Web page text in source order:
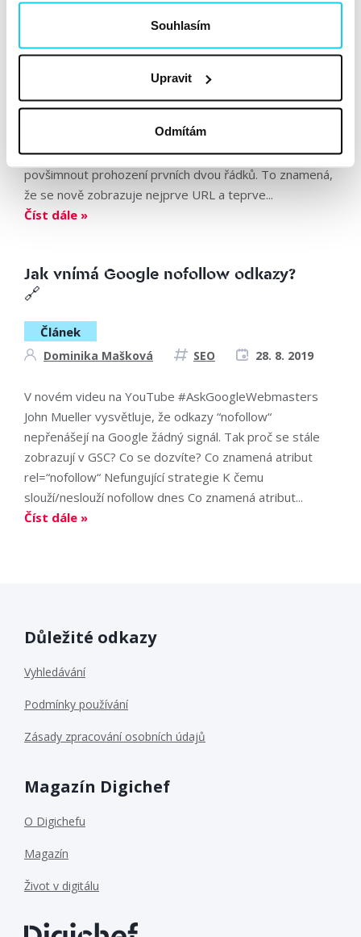
Souhlasím
Upravit
Odmítám
Článek
Dominika Mašková SEO
Už je to více než měsíc, co Google začal testovat nové
zobrazení snippetů ve výsledcích vyhledávání. Pokud
jste byli mezi vybranými testery, mohli jste si
povšimnout prohození prvních dvou řádků. To znamená,
že se nově zobrazuje nejprve URL a teprve...
Číst dále »
Jak vnímá Google nofollow odkazy?
🔗
Článek
Dominika Mašková SEO 28. 8. 2019
V novém videu na YouTube #AskGoogleWebmasters
John Mueller vysvětluje, že odkazy “nofollow“
nepřenášejí na Google žádný signál. Tak proč se stále
zobrazují v GSC? Co se dozvíte? Co znamená atribut
rel=“nofollow“ Nefungující strategie K čemu
slouží/neslouží nofollow dnes Co znamená atribut...
Číst dále »
Důležité odkazy
Vyhledávání
Podmínky používání
Zásady zpracování osobních údajů
Magazín Digichef
O Digichefu
Magazín
Život v digitálu